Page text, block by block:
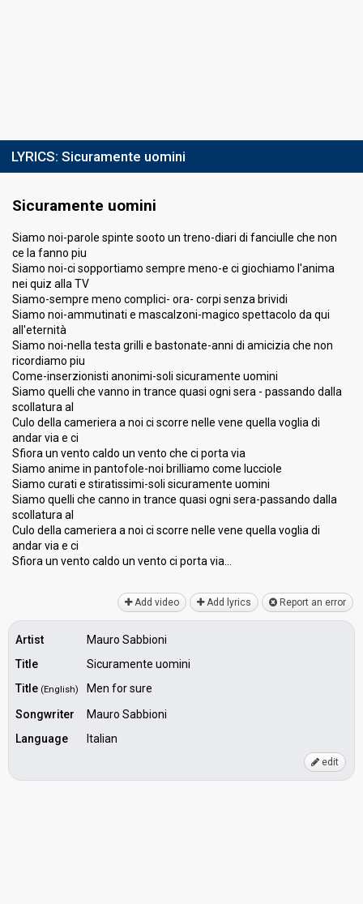
LYRICS: Sicuramente uomini
Sicuramente uomini
Siamo noi-parole spinte sooto un treno-diari di fanciulle che non
ce la fanno piu
Siamo noi-ci sopportiamo sempre meno-e ci giochiamo l'anima
nei quiz alla TV
Siamo-sempre meno complici- ora- corpi senza brividi
Siamo noi-ammutinati e mascalzoni-magico spettacolo da qui
all'eternità
Siamo noi-nella testa grilli e bastonate-anni di amicizia che non
ricordiamo piu
Come-inserzionisti anonimi-soli sicuramente uomini
Siamo quelli che vanno in trance quasi ogni sera - passando dalla
scollatura al
Culo della cameriera a noi ci scorre nelle vene quella voglia di
andar via e ci
Sfiora un vento caldo un vento che ci porta via
Siamo anime in pantofole-noi brilliamo come lucciole
Siamo curati e stiratissimi-soli sicuramente uomini
Siamo quelli che canno in trance quasi ogni sera-passando dalla
scollatura al
Culo della cameriera a noi ci ѕcorre nelle vene quella voglia di
andar via e ci
Sfiora un vento caldo un vento ci porta viа…
Add video Add lyrics Report an error
Artist
Mauro Sabbioni
Title
Sicuramente uomini
Title (English)
Men for sure
Songwriter
Mauro Sabbioni
Language
Italian
edit